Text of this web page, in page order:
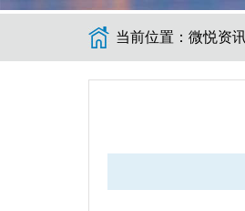
当前位置： 微悦资